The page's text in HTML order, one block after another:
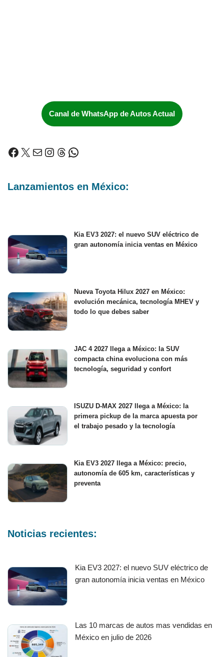
Canal de WhatsApp de Autos Actual
Lanzamientos en México:
Kia EV3 2027: el nuevo SUV eléctrico de
gran autonomía inicia ventas en México
Nueva Toyota Hilux 2027 en México:
evolución mecánica, tecnología MHEV y
todo lo que debes saber
JAC 4 2027 llega a México: la SUV
compacta china evoluciona con más
tecnología, seguridad y confort
ISUZU D-MAX 2027 llega a México: la
primera pickup de la marca apuesta por
el trabajo pesado y la tecnología
Kia EV3 2027 llega a México: precio,
autonomía de 605 km, características y
preventa
Noticias recientes:
Kia EV3 2027: el nuevo SUV eléctrico de
gran autonomía inicia ventas en México
Las 10 marcas de autos mas vendidas en
México en julio de 2026